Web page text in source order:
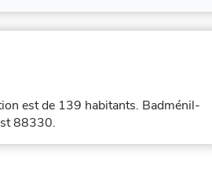
est de 139 habitants. Badménil-
88330.